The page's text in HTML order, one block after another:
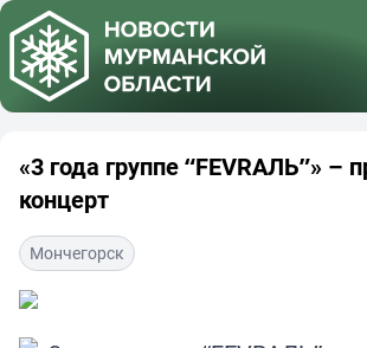
«3 года группе “FEVRАЛЬ”» –
концерт
Мончегорск